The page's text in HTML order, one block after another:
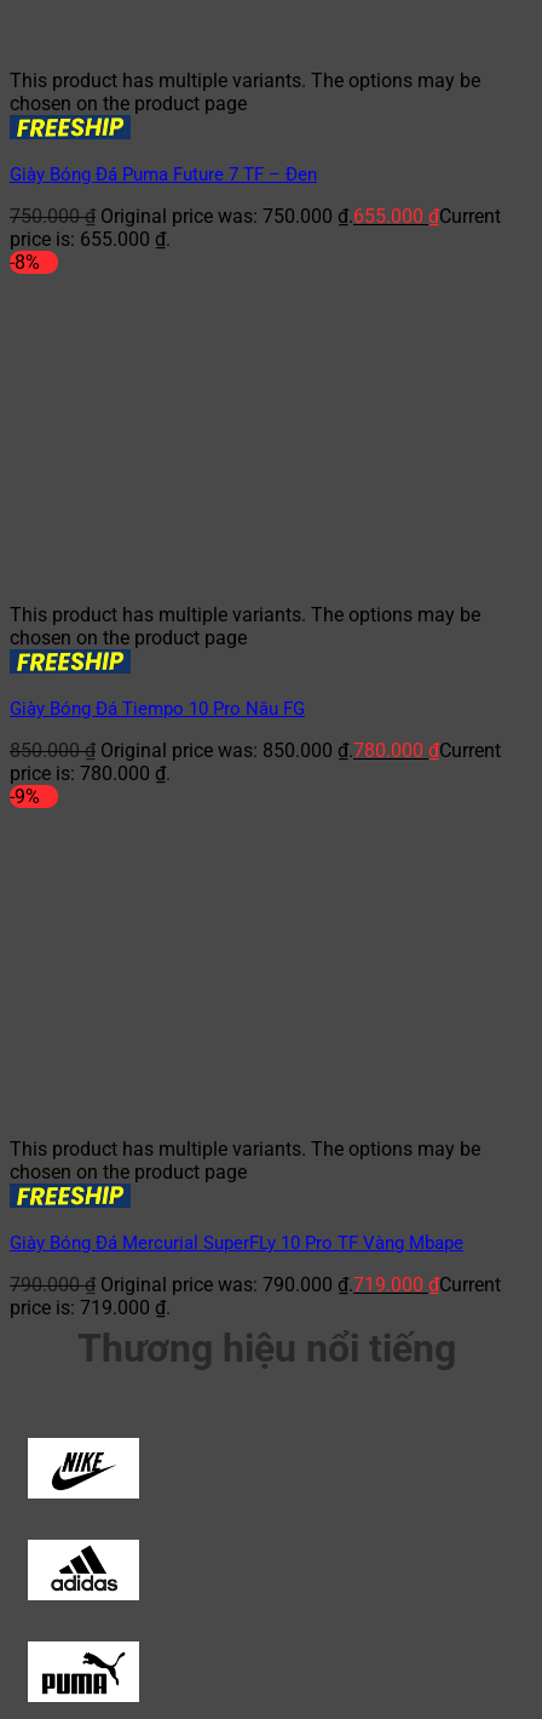
This product has multiple variants. The options may be
chosen on the product page
Giày Bóng Đá Puma Future 7 TF – Đen
750.000₫ Original price was: 750.000 ₫.655.000 ₫Current
price is: 655.000 ₫.
-8%
This product has multiple variants. The options may be
chosen on the product page
Giày Bóng Đá Tiempo 10 Pro Nâu FG
850.000₫ Original price was: 850.000 ₫.780.000 ₫Current
price is: 780.000 ₫.
-9%
This product has multiple variants. The options may be
chosen on the product page
Giày Bóng Đá Mercurial SuperFLy 10 Pro TF Vàng Mbape
790.000₫ Original price was: 790.000 ₫.719.000 ₫Current
price is: 719.000 ₫.
Thương hiệu nổi tiếng